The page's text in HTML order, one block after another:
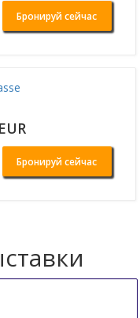
Бронируй сейчас
Бронируй сейчас